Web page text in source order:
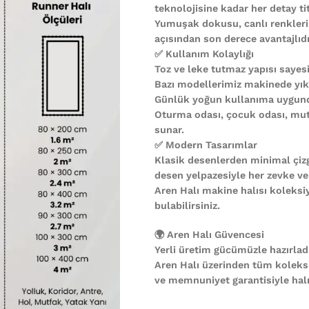
teknolojisine kadar her detay
Yumuşak dokusu, canlı
açısından son derece
✅ Kullanım Kolaylığı
Toz ve leke tutmaz yapısı
Bazı modellerimiz makinede
Günlük yoğun kullanıma
Oturma odası, çocuk odası,
sunar.
✅ Modern Tasarımlar
Klasik desenlerden minimal
desen yelpazesiyle her zevke
Aren Halı makine halısı
bulabilirsiniz.
🌍 Aren Halı Güvencesi
Yerli üretim gücümüzle
Aren Halı üzerinden tüm
ve memnuniyet garantisiyle